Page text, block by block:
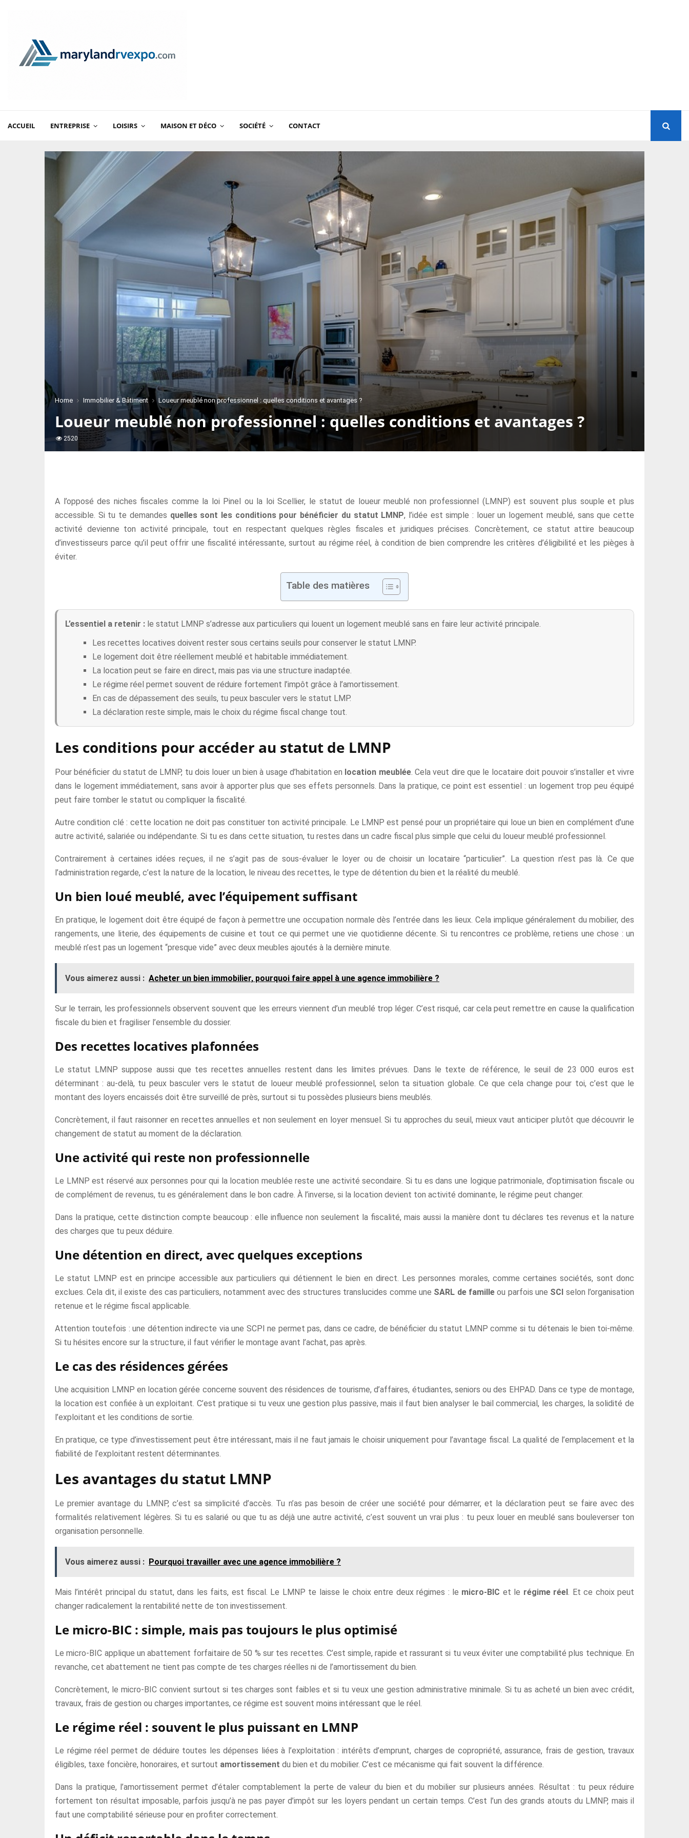
ACCUEIL ENTREPRISE LOISIRS MAISON ET DÉCO SOCIÉTÉ CONTACT
Home Immobilier & Bâtiment Loueur meublé non professionnel : quelles conditions et avantages ?
Loueur meublé non professionnel : quelles conditions et avantages ?
2520
A l’opposé des niches fiscales comme la loi Pinel ou la loi Scellier, le statut de loueur meublé non professionnel (LMNP) est souvent plus souple et plus
accessible. Si tu te demandes quelles sont les conditions pour bénéficier du statut LMNP, l’idée est simple : louer un logement meublé, sans que cette
activité devienne ton activité principale, tout en respectant quelques règles fiscales et juridiques précises. Concrètement, ce statut attire beaucoup
d’investisseurs parce qu’il peut offrir une fiscalité intéressante, surtout au régime réel, à condition de bien comprendre les critères d’éligibilité et les pièges à
éviter.
Table des matières
L’essentiel a retenir : le statut LMNP s’adresse aux particuliers qui louent un logement meublé sans en faire leur activité principale.
Les recettes locatives doivent rester sous certains seuils pour conserver le statut LMNP.
Le logement doit être réellement meublé et habitable immédiatement.
La location peut se faire en direct, mais pas via une structure inadaptée.
Le régime réel permet souvent de réduire fortement l’impôt grâce à l’amortissement.
En cas de dépassement des seuils, tu peux basculer vers le statut LMP.
La déclaration reste simple, mais le choix du régime fiscal change tout.
Les conditions pour accéder au statut de LMNP
Pour bénéficier du statut de LMNP, tu dois louer un bien à usage d’habitation en location meublée. Cela veut dire que le locataire doit pouvoir s’installer et vivre
dans le logement immédiatement, sans avoir à apporter plus que ses effets personnels. Dans la pratique, ce point est essentiel : un logement trop peu équipé
peut faire tomber le statut ou compliquer la fiscalité.
Autre condition clé : cette location ne doit pas constituer ton activité principale. Le LMNP est pensé pour un propriétaire qui loue un bien en complément d’une
autre activité, salariée ou indépendante. Si tu es dans cette situation, tu restes dans un cadre fiscal plus simple que celui du loueur meublé professionnel.
Contrairement à certaines idées reçues, il ne s’agit pas de sous-évaluer le loyer ou de choisir un locataire “particulier”. La question n’est pas là. Ce que
l’administration regarde, c’est la nature de la location, le niveau des recettes, le type de détention du bien et la réalité du meublé.
Un bien loué meublé, avec l’équipement suffisant
En pratique, le logement doit être équipé de façon à permettre une occupation normale dès l’entrée dans les lieux. Cela implique généralement du mobilier, des
rangements, une literie, des équipements de cuisine et tout ce qui permet une vie quotidienne décente. Si tu rencontres ce problème, retiens une chose : un
meublé n’est pas un logement “presque vide” avec deux meubles ajoutés à la dernière minute.
Vous aimerez aussi : Acheter un bien immobilier, pourquoi faire appel à une agence immobilière ?
Sur le terrain, les professionnels observent souvent que les erreurs viennent d’un meublé trop léger. C’est risqué, car cela peut remettre en cause la qualification
fiscale du bien et fragiliser l’ensemble du dossier.
Des recettes locatives plafonnées
Le statut LMNP suppose aussi que tes recettes annuelles restent dans les limites prévues. Dans le texte de référence, le seuil de 23 000 euros est
déterminant : au-delà, tu peux basculer vers le statut de loueur meublé professionnel, selon ta situation globale. Ce que cela change pour toi, c’est que le
montant des loyers encaissés doit être surveillé de près, surtout si tu possèdes plusieurs biens meublés.
Concrètement, il faut raisonner en recettes annuelles et non seulement en loyer mensuel. Si tu approches du seuil, mieux vaut anticiper plutôt que découvrir le
changement de statut au moment de la déclaration.
Une activité qui reste non professionnelle
Le LMNP est réservé aux personnes pour qui la location meublée reste une activité secondaire. Si tu es dans une logique patrimoniale, d’optimisation fiscale ou
de complément de revenus, tu es généralement dans le bon cadre. À l’inverse, si la location devient ton activité dominante, le régime peut changer.
Dans la pratique, cette distinction compte beaucoup : elle influence non seulement la fiscalité, mais aussi la manière dont tu déclares tes revenus et la nature
des charges que tu peux déduire.
Une détention en direct, avec quelques exceptions
Le statut LMNP est en principe accessible aux particuliers qui détiennent le bien en direct. Les personnes morales, comme certaines sociétés, sont donc
exclues. Cela dit, il existe des cas particuliers, notamment avec des structures translucides comme une SARL de familleou parfois une SCI selon l’organisation
retenue et le régime fiscal applicable.
Attention toutefois : une détention indirecte via une SCPI ne permet pas, dans ce cadre, de bénéficier du statut LMNP comme si tu détenais le bien toi-même.
Si tu hésites encore sur la structure, il faut vérifier le montage avant l’achat, pas après.
Le cas des résidences gérées
Une acquisition LMNP en location gérée concerne souvent des résidences de tourisme, d’affaires, étudiantes, seniors ou des EHPAD. Dans ce type de montage,
la location est confiée à un exploitant. C’est pratique si tu veux une gestion plus passive, mais il faut bien analyser le bail commercial, les charges, la solidité de
l’exploitant et les conditions de sortie.
En pratique, ce type d’investissement peut être intéressant, mais il ne faut jamais le choisir uniquement pour l’avantage fiscal. La qualité de l’emplacement et la
fiabilité de l’exploitant restent déterminantes.
Les avantages du statut LMNP
Le premier avantage du LMNP, c’est sa simplicité d’accès. Tu n’as pas besoin de créer une société pour démarrer, et la déclaration peut se faire avec des
formalités relativement légères. Si tu es salarié ou que tu as déjà une autre activité, c’est souvent un vrai plus : tu peux louer en meublé sans bouleverser ton
organisation personnelle.
Vous aimerez aussi : Pourquoi travailler avec une agence immobilière ?
Mais l’intérêt principal du statut, dans les faits, est fiscal. Le LMNP te laisse le choix entre deux régimes : le micro-BIC et le régime réel. Et ce choix peut
changer radicalement la rentabilité nette de ton investissement.
Le micro-BIC : simple, mais pas toujours le plus optimisé
Le micro-BIC applique un abattement forfaitaire de 50 % sur tes recettes. C’est simple, rapide et rassurant si tu veux éviter une comptabilité plus technique. En
revanche, cet abattement ne tient pas compte de tes charges réelles ni de l’amortissement du bien.
Concrètement, le micro-BIC convient surtout si tes charges sont faibles et si tu veux une gestion administrative minimale. Si tu as acheté un bien avec crédit,
travaux, frais de gestion ou charges importantes, ce régime est souvent moins intéressant que le réel.
Le régime réel : souvent le plus puissant en LMNP
Le régime réel permet de déduire toutes les dépenses liées à l’exploitation : intérêts d’emprunt, charges de copropriété, assurance, frais de gestion, travaux
éligibles, taxe foncière, honoraires, et surtout amortissement du bien et du mobilier. C’est ce mécanisme qui fait souvent la différence.
Dans la pratique, l’amortissement permet d’étaler comptablement la perte de valeur du bien et du mobilier sur plusieurs années. Résultat : tu peux réduire
fortement ton résultat imposable, parfois jusqu’à ne pas payer d’impôt sur les loyers pendant un certain temps. C’est l’un des grands atouts du LMNP, mais il
faut une comptabilité sérieuse pour en profiter correctement.